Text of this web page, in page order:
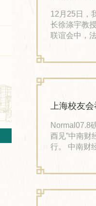
12月25日，
长徐涤宇教授
联谊会中，
英被选为常
上海校友
Normal07.8磅
酉见”中南财
行。 中南财
理事会向大